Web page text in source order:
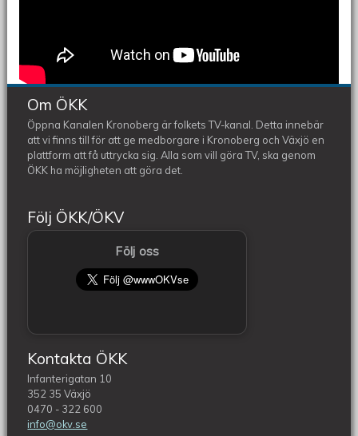
Om ÖKK
Öppna Kanalen Kronoberg är folkets TV-kanal. Detta innebär
att vi finns till för att ge medborgare i Kronoberg och Växjö en
plattform att få uttrycka sig. Alla som vill göra TV, ska genom
ÖKK ha möjligheten att göra det.
Följ ÖKK/ÖKV
Följ oss
Kontakta ÖKK
Infanterigatan 10
352 35 Växjö
0470 - 322 600
info@okv.se